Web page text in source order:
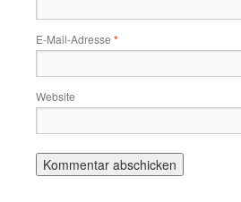
E-Mail-Adresse *
Website